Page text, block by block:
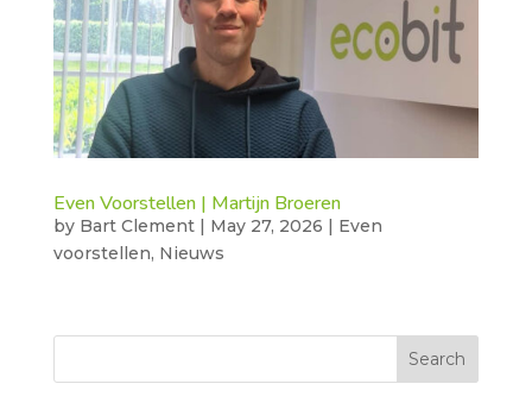
Even Voorstellen | Martijn Broeren
by Bart Clement| May 27, 2026 | Even
voorstellen, Nieuws
Search